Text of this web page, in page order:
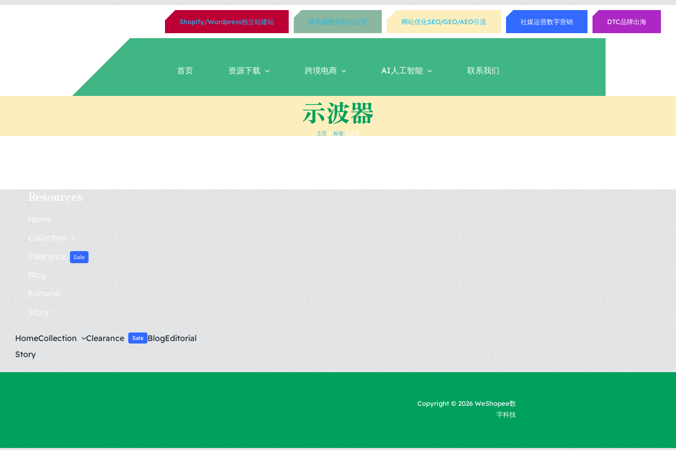
Shopify/Wordpress独立站建站 亚马逊独立站代运营 网站优化SEO/GEO/AEO引流 社媒运营数字营销 DTC品牌出海
首页 资源下载 跨境电商 AI人工智能 联系我们
示波器
主页 标签:示波器
Resources
Home
Collection
Clearance
Sale
Blog
Editorial
Story
HomeCollection Clearance Sale BlogEditorial
Story
Copyright © 2026 WeShopee数
字科技